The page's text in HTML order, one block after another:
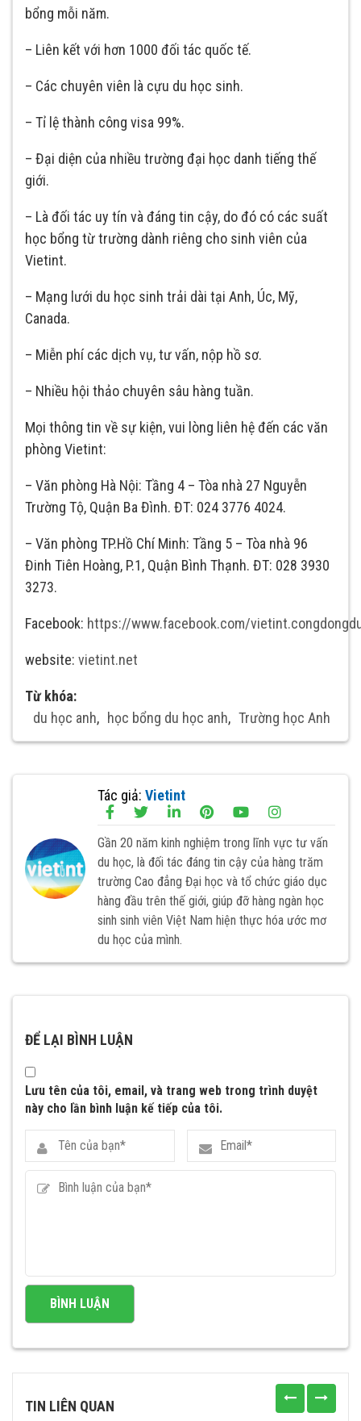
bổng mỗi năm.
– Liên kết với hơn 1000 đối tác quốc tế.
– Các chuyên viên là cựu du học sinh.
– Tỉ lệ thành công visa 99%.
– Đại diện của nhiều trường đại học danh tiếng thế
giới.
– Là đối tác uy tín và đáng tin cậy, do đó có các suất
học bổng từ trường dành riêng cho sinh viên của
Vietint.
– Mạng lưới du học sinh trải dài tại Anh, Úc, Mỹ,
Canada.
– Miễn phí các dịch vụ, tư vấn, nộp hồ sơ.
– Nhiều hội thảo chuyên sâu hàng tuần.
Mọi thông tin về sự kiện, vui lòng liên hệ đến các văn
phòng Vietint:
– Văn phòng Hà Nội: Tầng 4 – Tòa nhà 27 Nguyễn
Trường Tộ, Quận Ba Đình. ĐT: 024 3776 4024.
– Văn phòng TP.Hồ Chí Minh: Tầng 5 – Tòa nhà 96
Đinh Tiên Hoàng, P.1, Quận Bình Thạnh. ĐT: 028 3930
3273.
Facebook: https://www.facebook.com/
website: vietint.net
Từ khóa:
du học anh, học bổng du học anh, Trường học Anh
Tác giả: Vietint
Gần 20 năm kinh nghiệm trong lĩnh vực tư vấn
du học, là đối tác đáng tin cậy của hàng trăm
trường Cao đẳng Đại học và tổ chức giáo dục
hàng đầu trên thế giới, giúp đỡ hàng ngàn học
sinh sinh viên Việt Nam hiện thực hóa ước mơ
du học của mình.
ĐỂ LẠI BÌNH LUẬN
Lưu tên của tôi, email, và trang web trong trình duyệt
này cho lần bình luận kế tiếp của tôi.
TIN LIÊN QUAN